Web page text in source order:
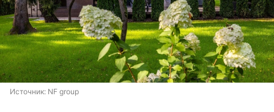
Источник: NF group